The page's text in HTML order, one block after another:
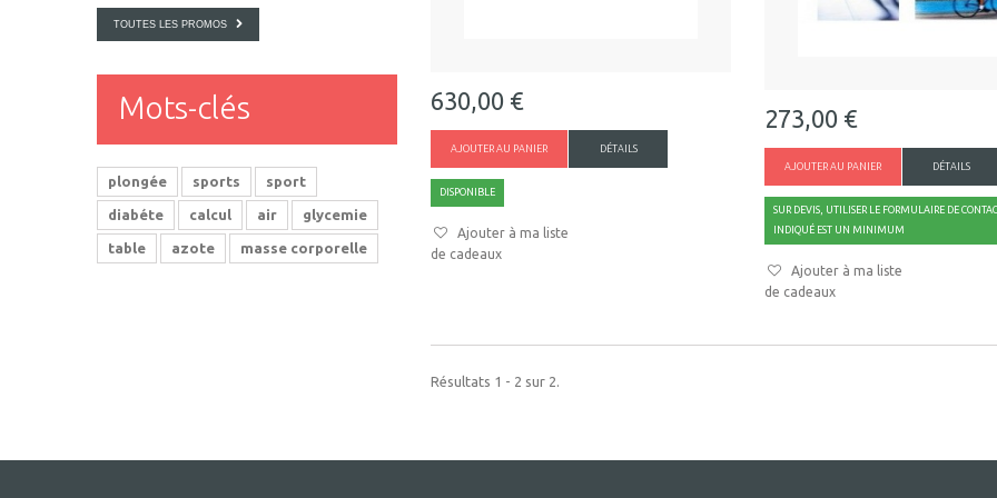
TOUTES LES PROMOS
Mots-clés
plongée sports sport
diabéte calcul air glycemie
table azote masse corporelle
630,00 €
AJOUTER AU PANIER DÉTAILS
DISPONIBLE
Ajouter à ma liste
de cadeaux
273,00 €
AJOUTER AU PANIER DÉTAILS
SUR DEVIS, UTILISER LE FORMULAIRE DE
INDIQUÉ EST UN MINIMUM
Ajouter à ma liste
de cadeaux
Résultats 1 - 2 sur 2.